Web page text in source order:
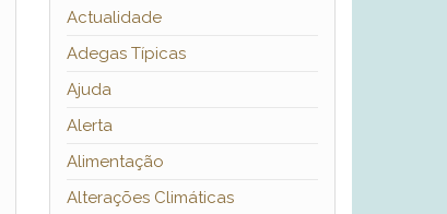
Actualidade
Adegas Típicas
Ajuda
Alerta
Alimentação
Alterações Climáticas